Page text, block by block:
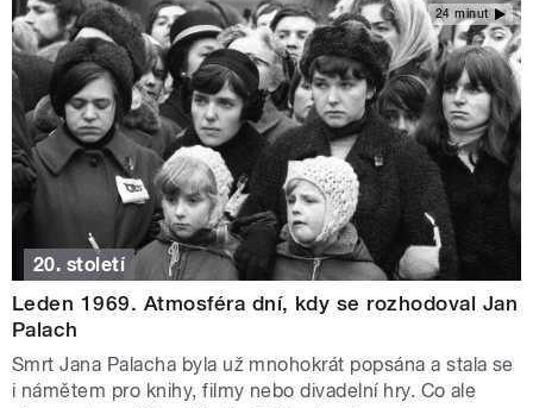
24 minut
20. století
Leden 1969. Atmosféra dní, kdy se rozhodoval Jan
Palach
Smrt Jana Palacha byla už mnohokrát popsána a stala se
i námětem pro knihy, filmy nebo divadelní hry. Co ale